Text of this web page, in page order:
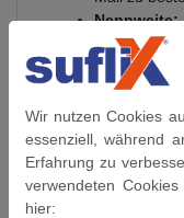
Nennweite:
Innen-Ø:ca.
Biegeradius:
Dien
Wir nutzen Cookies
essenziell, während
Erfahrung zu
verwendeten
hier: